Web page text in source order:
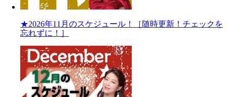
★2026年11月のスケジュール！［随時更新！チェックを
忘れずに！］